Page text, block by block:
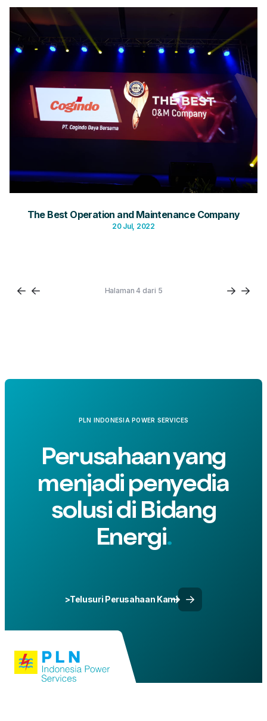
The Best Operation and Maintenance Company
20 Jul, 2022
Halaman 4 dari 5
PLN INDONESIA POWER SERVICES
Perusahaan yang
menjadi penyedia
solusi di Bidang
Energi
>Telusuri Perusahaan Kami